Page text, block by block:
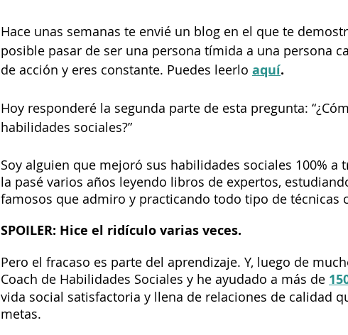
Hace unas semanas te envié un blog en el que te
posible pasar de ser una persona tímida a una persona
de acción y eres constante. Puedes leerlo aquí.
Hoy responderé la segunda parte de esta pregunta:
habilidades sociales?”
Soy alguien que mejoró sus habilidades sociales 100% a
la pasé varios años leyendo libros de expertos,
famosos que admiro y practicando todo tipo de técnicas
SPOILER: Hice el ridículo varias veces.
Pero el fracaso es parte del aprendizaje. Y, luego de
Coach de Habilidades Sociales y he ayudado a más de
vida social satisfactoria y llena de relaciones de calidad
metas.